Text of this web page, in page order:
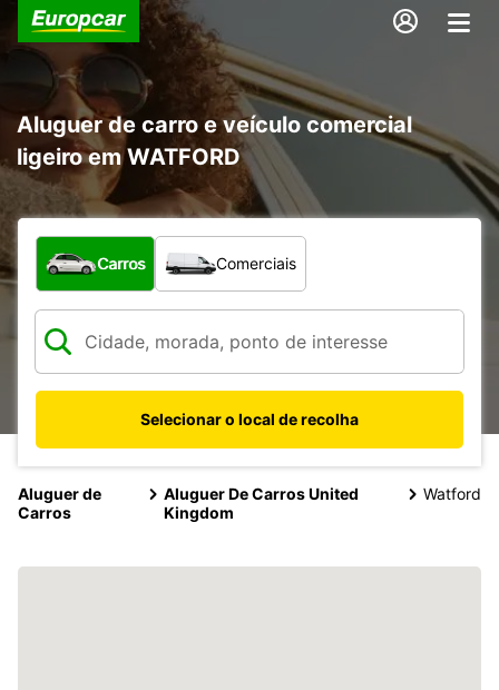
Aluguer de carro e veículo comercial
ligeiro em WATFORD
Que tipo de veículo pretende?
Carros Comerciais
Selecionar o local de recolha
Aluguer de
Carros
Aluguer De Carros United
Kingdom
Watford